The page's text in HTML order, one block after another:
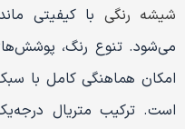
شیشه رنگی با کیفیتی
می‌شود. تنوع رنگ،
امکان هماهنگی کامل با
است. ترکیب متریال